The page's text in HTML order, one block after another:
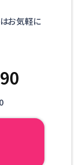
お気軽に